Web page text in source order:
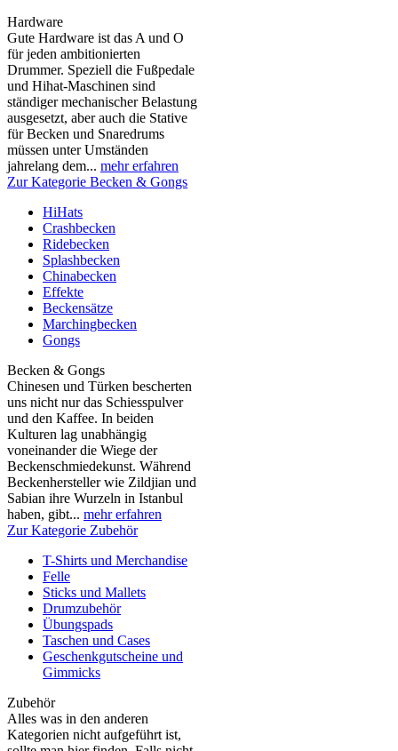
Hardware
Gute Hardware ist das A und O
für jeden ambitionierten
Drummer. Speziell die Fußpedale
und Hihat-Maschinen sind
ständiger mechanischer Belastung
ausgesetzt, aber auch die Stative
für Becken und Snaredrums
müssen unter Umständen
jahrelang dem... mehr erfahren
Zur Kategorie Becken & Gongs
HiHats
Crashbecken
Ridebecken
Splashbecken
Chinabecken
Effekte
Beckensätze
Marchingbecken
Gongs
Becken & Gongs
Chinesen und Türken bescherten
uns nicht nur das Schiesspulver
und den Kaffee. In beiden
Kulturen lag unabhängig
voneinander die Wiege der
Beckenschmiedekunst. Während
Beckenhersteller wie Zildjian und
Sabian ihre Wurzeln in Istanbul
haben, gibt... mehr erfahren
Zur Kategorie Zubehör
T-Shirts und Merchandise
Felle
Sticks und Mallets
Drumzubehör
Übungspads
Taschen und Cases
Geschenkgutscheine und
Gimmicks
Zubehör
Alles was in den anderen
Kategorien nicht aufgeführt ist,